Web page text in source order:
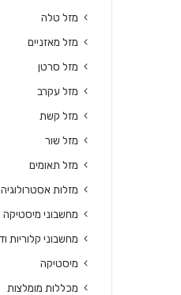
מזל טלה
מזל מאזניים
מזל סרטן
מזל עקרב
מזל קשת
מזל שור
מזל תאומים
מזלות אסטרולוגיה
מחשבוני מיסטיקה
מחשבוני קלוריות
מיסטיקה
מכללות מומלצות